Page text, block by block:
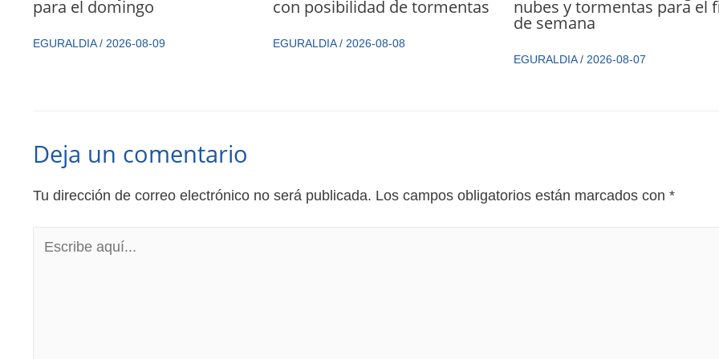
para el domingo
EGURALDIA/ 2026-08-09
con posibilidad de tormentas
EGURALDIA/ 2026-08-08
nubes y tormentas para el
de semana
EGURALDIA/ 2026-08-07
Deja un comentario
Tu dirección de correo electrónico no será publicada. Los campos obligatorios están marcados con *